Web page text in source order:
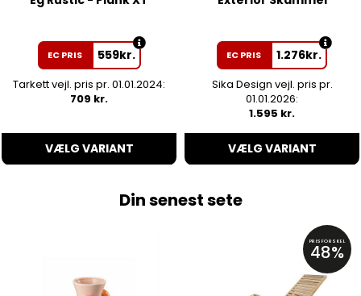
EC PRIS 559kr.
Tarkett vejl. pris pr. 01.01.2024:
709 kr.
VÆLG VARIANT
EC PRIS 1.276kr.
Sika Design vejl. pris pr.
01.01.2026:
1.595 kr.
VÆLG VARIANT
Din senest sete
PRISFORSKEL
48%